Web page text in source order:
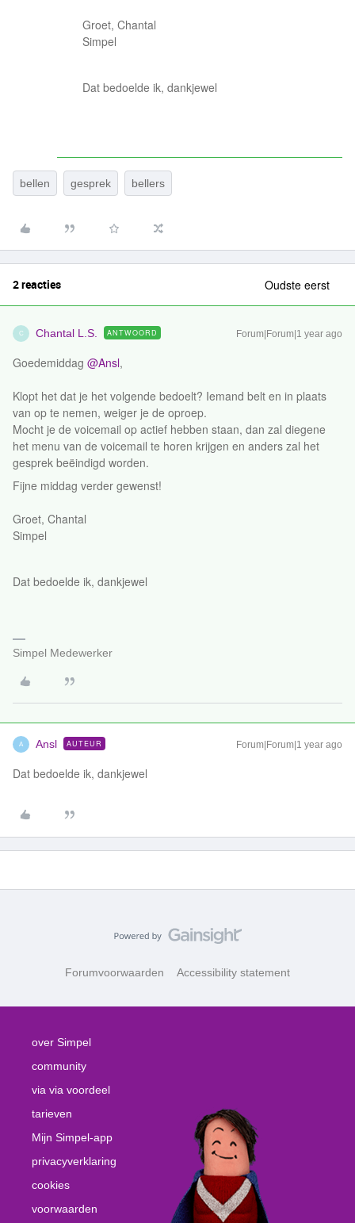
Groet, Chantal
Simpel
Dat bedoelde ik, dankjewel
bellen gesprek bellers
2 reacties Oudste eerst
C Chantal L.S. ANTWOORD Forum|Forum|1 year ago
Goedemiddag ​ @Ansl,
Klopt het dat je het volgende bedoelt? Iemand belt en in plaats
van op te nemen, weiger je de oproep.
Mocht je de voicemail op actief hebben staan, dan zal diegene
het menu van de voicemail te horen krijgen en anders zal het
gesprek beëindigd worden.
Fijne middag verder gewenst!
Groet, Chantal
Simpel
Dat bedoelde ik, dankjewel
Simpel Medewerker
A Ansl AUTEUR Forum|Forum|1 year ago
Dat bedoelde ik, dankjewel
Forumvoorwaarden Accessibility statement
over Simpel
community
via via voordeel
tarieven
Mijn Simpel-app
privacyverklaring
cookies
voorwaarden